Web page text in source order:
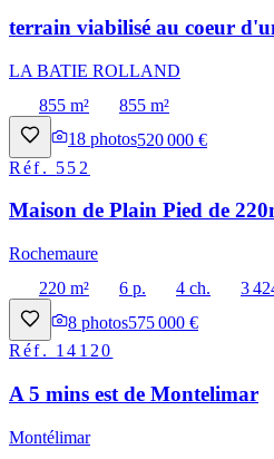
terrain viabilisé au coeur
LA BATIE ROLLAND
855 m²
855 m²
18 photos520 000 €
Réf. 552
Maison de Plain Pied de
Rochemaure
220 m²
6 p. 4 ch.
3
8 photos575 000 €
Réf. 14120
A 5 mins est de Montelimar
Montélimar